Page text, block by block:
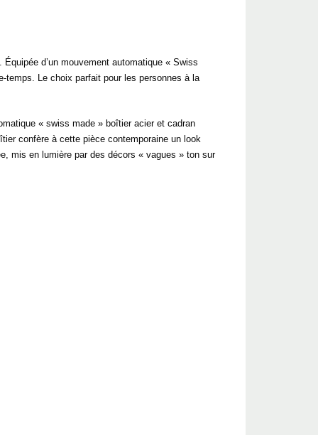
d’un mouvement automatique « Swiss
temps. Le choix parfait pour les personnes à la
« swiss made » boîtier acier et cadran
confère à cette pièce contemporaine un look
mis en lumière par des décors « vagues » ton sur